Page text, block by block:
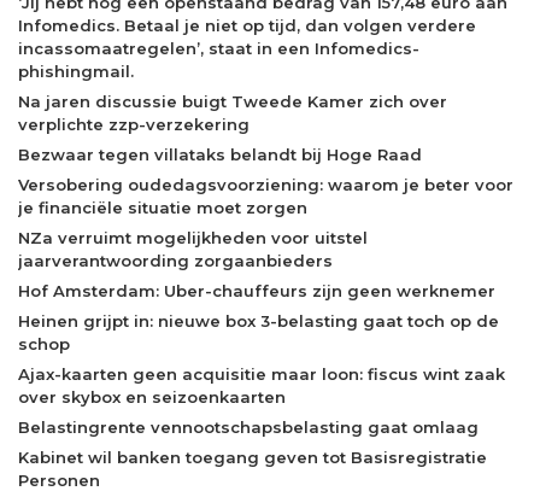
Infomedics. Betaal je niet op tijd, dan volgen verdere
incassomaatregelen’, staat in een Infomedics-
phishingmail.
Na jaren discussie buigt Tweede Kamer zich over
verplichte zzp-verzekering
Bezwaar tegen villataks belandt bij Hoge Raad
Versobering oudedagsvoorziening: waarom je beter voor
je financiële situatie moet zorgen
NZa verruimt mogelijkheden voor uitstel
jaarverantwoording zorgaanbieders
Hof Amsterdam: Uber-chauffeurs zijn geen werknemer
Heinen grijpt in: nieuwe box 3-belasting gaat toch op de
schop
Ajax-kaarten geen acquisitie maar loon: fiscus wint zaak
over skybox en seizoenkaarten
Belastingrente vennootschapsbelasting gaat omlaag
Kabinet wil banken toegang geven tot Basisregistratie
Personen